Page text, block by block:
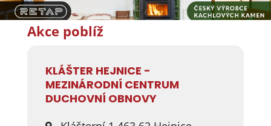
Akce poblíž
KLÁŠTER HEJNICE -
MEZINÁRODNÍ CENTRUM
DUCHOVNÍ OBNOVY